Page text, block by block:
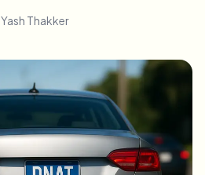
Yash Thakker